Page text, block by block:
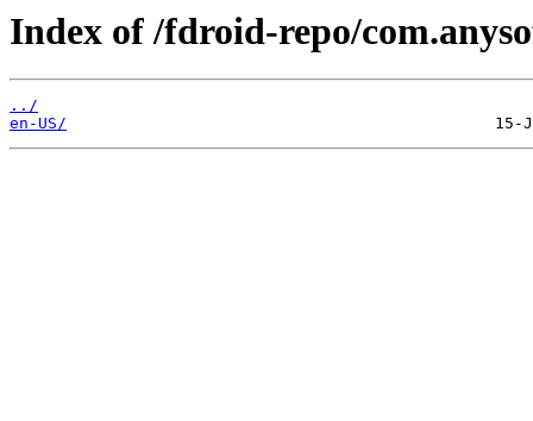
Index of /fdroid-repo/
../
en-US/